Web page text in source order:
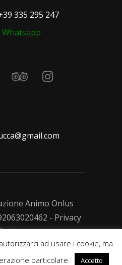
335 295 247
Whatsapp
Animo Onlus
- Privacy
ad usare i cookie, ma
particolare.
Accetto